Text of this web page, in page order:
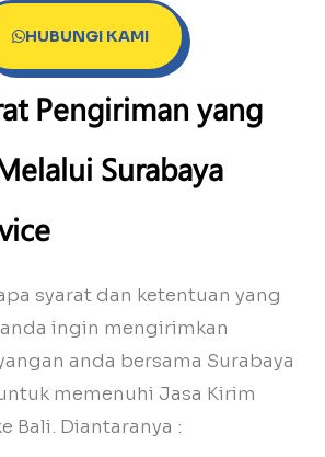
HUBUNGI KAMI
Pengiriman yang
Surabaya
syarat dan ketentuan yang
ingin mengirimkan
anda bersama Surabaya
memenuhi Jasa Kirim
Bali. Diantaranya :